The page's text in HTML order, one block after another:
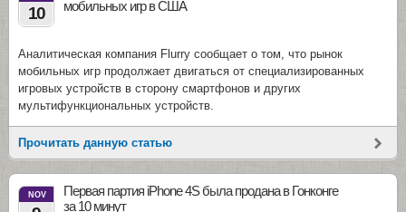
10
мобильных игр в США
Аналитическая компания Flurry сообщает о том, что рынок
мобильных игр продолжает двигаться от специализированных
игровых устройств в сторону смартфонов и других
мультифункциональных устройств.
Прочитать данную статью
NOV
Первая партия iPhone 4S была продана в Гонконге
за 10 минут